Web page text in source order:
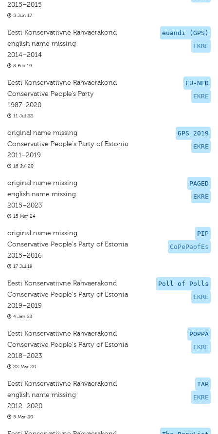
2015–2015
5 Jun 17
euandi (GPS)
EKRE
Eesti Konservatiivne Rahvaerakond
english name missing
2014–2014
8 Feb 19
EU-NED
EKRE
Eesti Konservatiivne Rahvaerakond
Conservative People’s Party
1987–2020
11 Jul 22
GPS 2019
EKRE
original name missing
Conservative People's Party of Estonia
2011–2019
16 Jul 20
PAGED
EKRE
original name missing
english name missing
2015–2023
15 Mar 24
PIP
CoPePaofEs
original name missing
Conservative People's Party of Estonia
2015–2016
17 Jul 19
Poll of Polls
EKRE
Eesti Konservatiivne Rahvaerakond
Conservative People's Party of Estonia
2019–2019
4 Jan 23
POPPA
EKRE
Eesti Konservatiivne Rahvaerakond
Conservative People's Party of Estonia
2018–2023
22 Mar 20
TAP
EKRE
Eesti Konservatiivne Rahvaerakond
english name missing
2012–2020
5 Mar 20